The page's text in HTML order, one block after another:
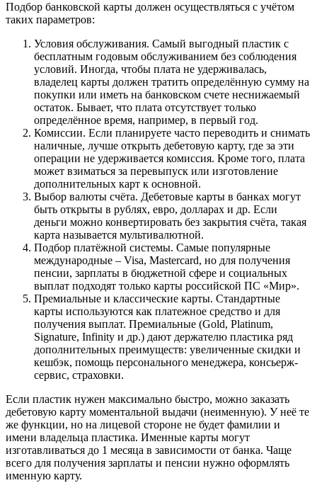
Подбор банковской карты должен осуществляться с учётом
таких параметров:
Условия обслуживания. Самый выгодный пластик с
бесплатным годовым обслуживанием без соблюдения
условий. Иногда, чтобы плата не удерживалась,
владелец карты должен тратить определённую сумму на
покупки или иметь на банковском счете неснижаемый
остаток. Бывает, что плата отсутствует только
определённое время, например, в первый год.
Комиссии. Если планируете часто переводить и снимать
наличные, лучше открыть дебетовую карту, где за эти
операции не удерживается комиссия. Кроме того, плата
может взиматься за перевыпуск или изготовление
дополнительных карт к основной.
Выбор валюты счёта. Дебетовые карты в банках могут
быть открыты в рублях, евро, долларах и др. Если
деньги можно конвертировать без закрытия счёта, такая
карта называется мультивалютной.
Подбор платёжной системы. Самые популярные
международные – Visa, Mastercard, но для получения
пенсии, зарплаты в бюджетной сфере и социальных
выплат подходят только карты российской ПС «Мир».
Премиальные и классические карты. Стандартные
карты используются как платежное средство и для
получения выплат. Премиальные (Gold, Platinum,
Signature, Infinity и др.) дают держателю пластика ряд
дополнительных преимуществ: увеличенные скидки и
кешбэк, помощь персонального менеджера, консьерж-
сервис, страховки.
Если пластик нужен максимально быстро, можно заказать
дебетовую карту моментальной выдачи (неименную). У неё те
же функции, но на лицевой стороне не будет фамилии и
имени владельца пластика. Именные карты могут
изготавливаться до 1 месяца в зависимости от банка. Чаще
всего для получения зарплаты и пенсии нужно оформлять
именную карту.